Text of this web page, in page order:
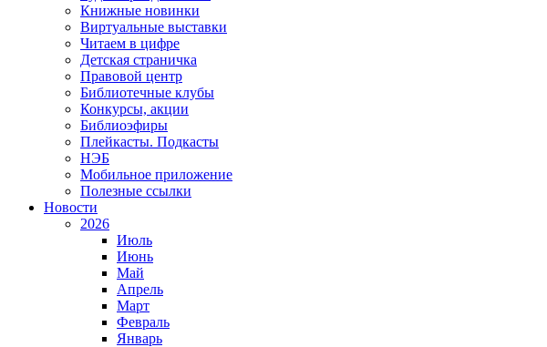
Книжные новинки
Виртуальные выставки
Читаем в цифре
Детская страничка
Правовой центр
Библиотечные клубы
Конкурсы, акции
Библиоэфиры
Плейкасты. Подкасты
НЭБ
Мобильное приложение
Полезные ссылки
Новости
2026
Июль
Июнь
Май
Апрель
Март
Февраль
Январь